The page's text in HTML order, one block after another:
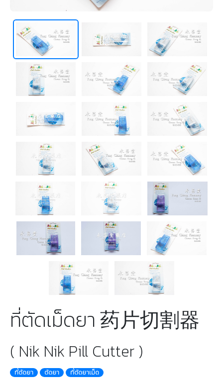
ที่ตัดเม็ดยา 药片切割器
( Nik Nik Pill Cutter )
ที่ตัดยา ตัดยา ที่ตัดยาเม็ด